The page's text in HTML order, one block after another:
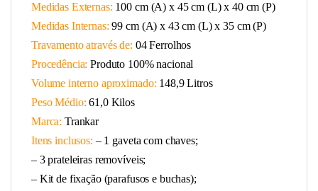
Medidas Externas: 100 cm (A) x 45 cm (L) x 40 cm (P)
Medidas Internas:99 cm (A) x 43 cm (L) x 35 cm (P)
Travamento através de: 04 Ferrolhos
Procedência:Produto 100% nacional
Volume interno aproximado: 148,9 Litros
Peso Médio:61,0 Kilos
Marca:Trankar
Itens inclusos: – 1 gaveta com chaves;
– 3 prateleiras removíveis;
– Kit de fixação (parafusos e buchas);